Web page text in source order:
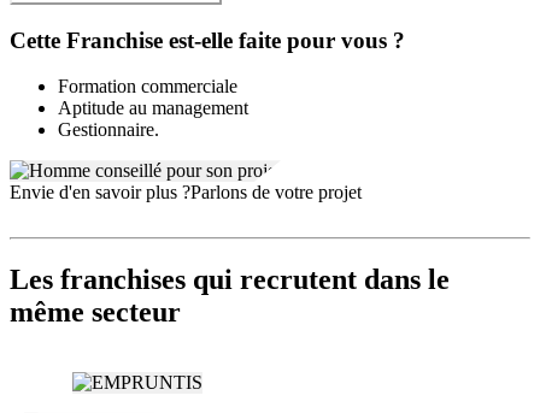
recommandation dynamique, positionne la franchise AVISOFI
souhaitant concilier performance, accompagnement humain et valeur
ajoutée concrète.
Cette Franchise est-elle faite pour vous ?
Formation commerciale
Aptitude au management
Gestionnaire.
Envie d'en savoir plus ?Parlons de votre projet
Les franchises qui recrutent dans le
même secteur